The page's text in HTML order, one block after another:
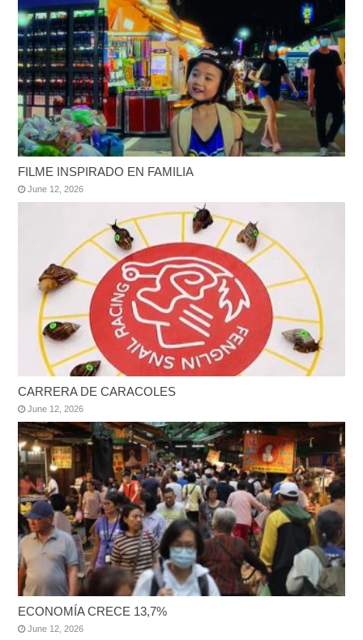
FILME INSPIRADO EN FAMILIA
June 12, 2026
CARRERA DE CARACOLES
June 12, 2026
ECONOMÍA CRECE 13,7%
June 12, 2026